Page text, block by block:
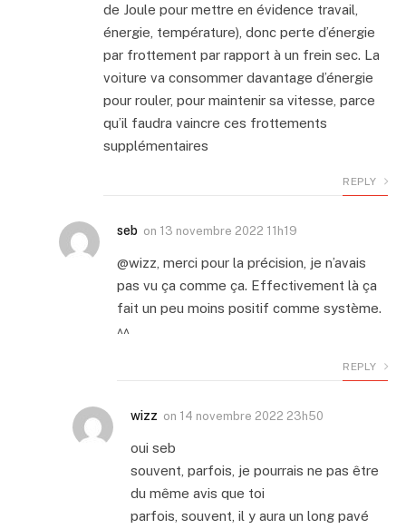
de Joule pour mettre en évidence travail,
énergie, température), donc perte d’énergie
par frottement par rapport à un frein sec. La
voiture va consommer davantage d’énergie
pour rouler, pour maintenir sa vitesse, parce
qu’il faudra vaincre ces frottements
supplémentaires
REPLY
seb on 13 novembre 2022 11h19
@wizz, merci pour la précision, je n’avais
pas vu ça comme ça. Effectivement là ça
fait un peu moins positif comme système.
^^
REPLY
wizz on 14 novembre 2022 23h50
oui seb
souvent, parfois, je pourrais ne pas être
du même avis que toi
parfois, souvent, il y aura un long pavé